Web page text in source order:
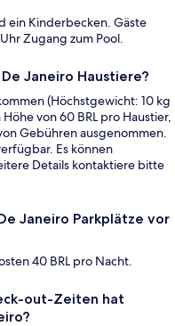
ein Kinderbecken. Gäste
Zugang zum Pool.
Janeiro Haustiere?
(Höchstgewicht: 10 kg
von 60 BRL pro Haustier,
Gebühren ausgenommen.
Es können
Details kontaktiere bitte
Janeiro Parkplätze vor
40 BRL pro Nacht.
out-Zeiten hat